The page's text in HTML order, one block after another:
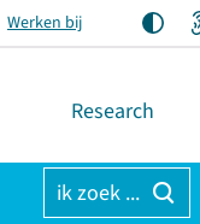
Werken bij
Research
ik zoek ...